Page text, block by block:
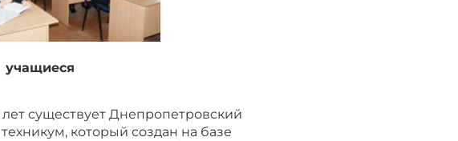
учащиеся
существует Днепропетровский
который создан на базе